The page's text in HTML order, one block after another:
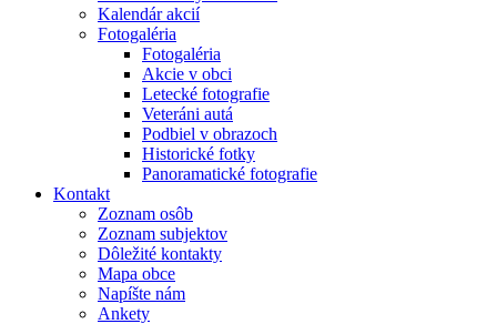
Kalendár akcií
Fotogaléria
Fotogaléria
Akcie v obci
Letecké fotografie
Veteráni autá
Podbiel v obrazoch
Historické fotky
Panoramatické fotografie
Kontakt
Zoznam osôb
Zoznam subjektov
Dôležité kontakty
Mapa obce
Napíšte nám
Ankety